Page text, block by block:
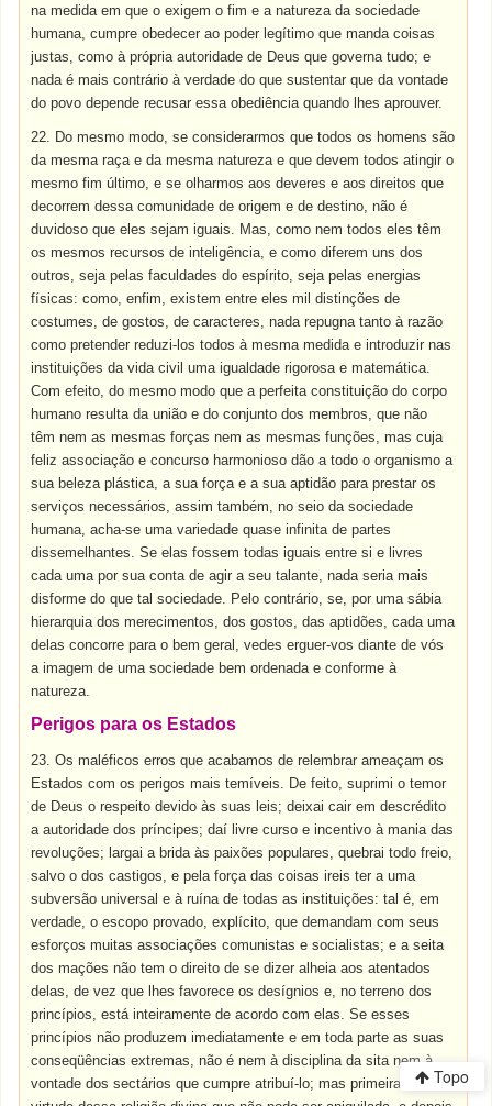
na medida em que o exigem o fim e a natureza da sociedade
humana, cumpre obedecer ao poder legítimo que manda coisas
justas, como à própria autoridade de Deus que governa tudo; e
nada é mais contrário à verdade do que sustentar que da vontade
do povo depende recusar essa obediência quando lhes aprouver.
22. Do mesmo modo, se considerarmos que todos os homens são
da mesma raça e da mesma natureza e que devem todos atingir o
mesmo fim último, e se olharmos aos deveres e aos direitos que
decorrem dessa comunidade de origem e de destino, não é
duvidoso que eles sejam iguais. Mas, como nem todos eles têm
os mesmos recursos de inteligência, e como diferem uns dos
outros, seja pelas faculdades do espírito, seja pelas energias
físicas: como, enfim, existem entre eles mil distinções de
costumes, de gostos, de caracteres, nada repugna tanto à razão
como pretender reduzi-los todos à mesma medida e introduzir nas
instituições da vida civil uma igualdade rigorosa e matemática.
Com efeito, do mesmo modo que a perfeita constituição do corpo
humano resulta da união e do conjunto dos membros, que não
têm nem as mesmas forças nem as mesmas funções, mas cuja
feliz associação e concurso harmonioso dão a todo o organismo a
sua beleza plástica, a sua força e a sua aptidão para prestar os
serviços necessários, assim também, no seio da sociedade
humana, acha-se uma variedade quase infinita de partes
dissemelhantes. Se elas fossem todas iguais entre si e livres
cada uma por sua conta de agir a seu talante, nada seria mais
disforme do que tal sociedade. Pelo contrário, se, por uma sábia
hierarquia dos merecimentos, dos gostos, das aptidões, cada uma
delas concorre para o bem geral, vedes erguer-vos diante de vós
a imagem de uma sociedade bem ordenada e conforme à
natureza.
Perigos para os Estados
23. Os maléficos erros que acabamos de relembrar ameaçam os
Estados com os perigos mais temíveis. De feito, suprimi o temor
de Deus o respeito devido às suas leis; deixai cair em descrédito
a autoridade dos príncipes; daí livre curso e incentivo à mania das
revoluções; largai a brida às paixões populares, quebrai todo freio,
salvo o dos castigos, e pela força das coisas ireis ter a uma
subversão universal e à ruína de todas as instituições: tal é, em
verdade, o escopo provado, explícito, que demandam com seus
esforços muitas associações comunistas e socialistas; e a seita
dos mações não tem o direito de se dizer alheia aos atentados
delas, de vez que lhes favorece os desígnios e, no terreno dos
princípios, está inteiramente de acordo com elas. Se esses
princípios não produzem imediatamente e em toda parte as suas
conseqüências extremas, não é nem à disciplina da sita nem à
vontade dos sectários que cumpre atribuí-lo; mas primeiramente àTopo